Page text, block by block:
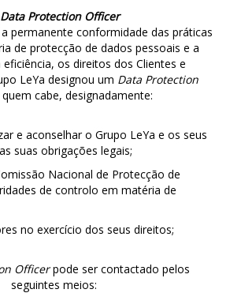
Data Protection Officer
permanente conformidade das práticas
de protecção de dados pessoais e a
os direitos dos Clientes e
LeYa designou um Data Protection
cabe, designadamente:
e aconselhar o Grupo LeYa e os seus
suas obrigações legais;
Nacional de Protecção de
de controlo em matéria de
no exercício dos seus direitos;
Officerpode ser contactado pelos
seguintes meios: